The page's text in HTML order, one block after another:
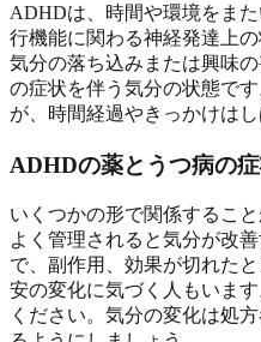
ADHDは、時間や環境をま
行機能に関わる神経発達上
気分の落ち込みまたは興味
の症状を伴う気分の状態で
が、時間経過やきっかけはし
ADHDの薬とうつ病の
いくつかの形で関係するこ
よく管理されると気分が改
で、副作用、効果が切れた
安の変化に気づく人もいま
ください。気分の変化は処